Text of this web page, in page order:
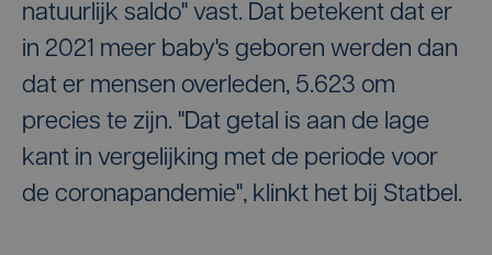
natuurlijk saldo" vast. Dat betekent dat er
in 2021 meer baby's geboren werden dan
dat er mensen overleden, 5.623 om
precies te zijn. "Dat getal is aan de lage
kant in vergelijking met de periode voor
de coronapandemie", klinkt het bij Statbel.